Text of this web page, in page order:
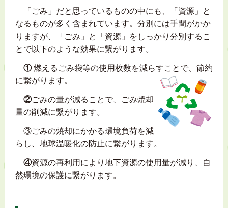
「ごみ」だと思っているものの中にも、「資源」と
なるものが多く含まれています。分別には手間がかか
りますが、「ごみ」と「資源」をしっかり分別するこ
とで以下のような効果に繋がります。
①燃えるごみ袋等の使用枚数を減らすことで、節約
に繋がります。
②ごみの量が減ることで、ごみ焼却
量の削減に繋がります。
③ごみの焼却にかかる環境負荷を減
らし、地球温暖化の防止に繋がります。
④資源の再利用により地下資源の使用量が減り、自
然環境の保護に繋がります。